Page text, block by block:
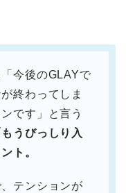
今後のGLAYで
終わってしま
です」と言う
うびっしり入
ト。
テンションが